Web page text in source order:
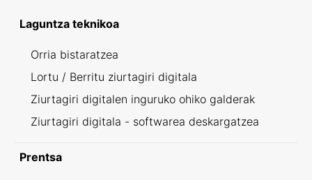
Laguntza teknikoa
Orria bistaratzea
Lortu / Berritu ziurtagiri digitala
Ziurtagiri digitalen inguruko ohiko galderak
Ziurtagiri digitala - softwarea deskargatzea
Prentsa